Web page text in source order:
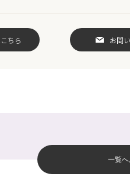
ちら お問
一覧へ